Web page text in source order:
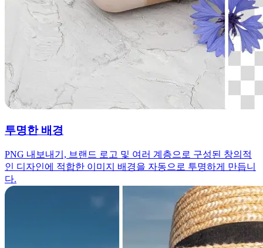
투명한 배경
PNG 내보내기, 브랜드 로고 및 여러 계층으로 구성된 창의적
인 디자인에 적합한 이미지 배경을 자동으로 투명하게 만듭니
다.